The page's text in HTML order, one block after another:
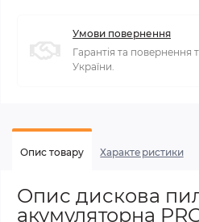
Умови повернення
Гарантія та повернення
України.
Опис товару Характеристики
Опис дискова
акумуляторна